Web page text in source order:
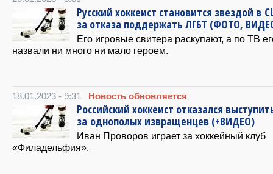
Русский хоккеист становится звездой в
за отказа поддержать ЛГБТ (ФОТО,
Его игровые свитера раскупают, а по ТВ
назвали ни много ни мало героем.
18.01.2023 - 9:31 Новость обновляется
Российский хоккеист отказался
за однополых извращенцев (+ВИДЕО)
Иван Проворов играет за хоккейный клуб
«Филадельфия».